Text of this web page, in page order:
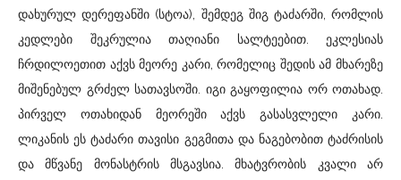
დახურულ დერეფანში (სტოა), შემდეგ შიგ ტაძარში, რომლის
კედლები შეკრულია თაღიანი სალტეებით. ეკლესიას
ჩრდილოეთით აქვს მეორე კარი, რომელიც შედის ამ მხარეზე
მიშენებულ გრძელ სათავსოში. იგი გაყოფილია ორ ოთახად.
პირველ ოთახიდან მეორეში აქვს გასასვლელი კარი.
ლიკანის ეს ტაძარი თავისი გეგმითა და ნაგებობით ტაძრისის
და მწვანე მონასტრის მსგავსია. მხატვრობის კვალი არ